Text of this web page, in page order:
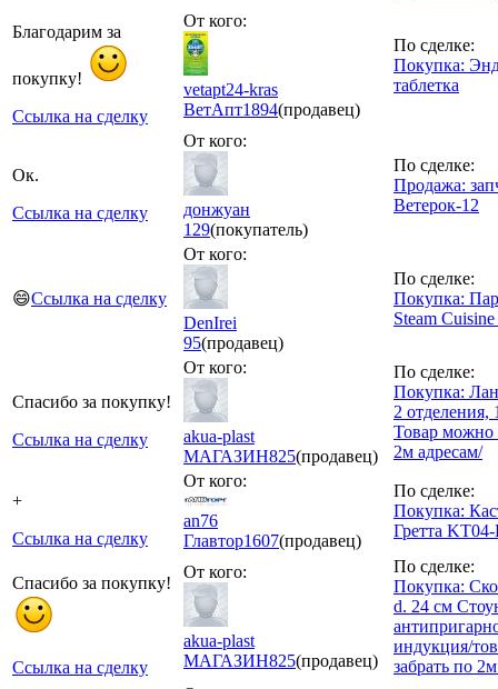
Благодарим за
покупку!
Ссылка на сделку
От кого:
vetapt24-kras
ВетАпт1894(продавец)
По сделке:
Покупка:
таблетка
Ок.
Ссылка на сделку
От кого:
донжуан
129(покупатель)
По сделке:
Продажа:
Ветерок-12
😄Ссылка на сделку
От кого:
DenIrei
95(продавец)
По сделке:
Покупка:
Steam
Спасибо за покупку!
Ссылка на сделку
От кого:
akua-plast
МАГАЗИН825(продавец)
По сделке:
Покупка:
2 отделения,
Товар можно
2м адресам/
+
Ссылка на сделку
От кого:
an76
Главтор1607(продавец)
По сделке:
Покупка:
Гретта
Спасибо за покупку!
Ссылка на сделку
От кого:
akua-plast
МАГАЗИН825(продавец)
По сделке:
Покупка:
d. 24 см
индукция/
забрать по